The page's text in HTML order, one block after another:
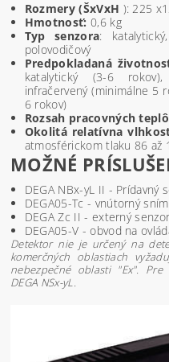
Rozmery (ŠxVxH ): 225
Hmotnosť: 0,6 kg
Typ senzora:
polovodičový
Predpokladaná
katalytický (3-6
infračervený (minimálne 5
6 rokov)
Rozsah pracovných
Okolitá relatívna
atmosférickom tlaku 86 až
MOŽNÉ
DEGA NBx-yL II - Prídavný
DEGA05-Tc - vnútorný
DEGA Zc II - externý
DEGA05-V - obvod na
Detektor nie je určený na
komerčných oblastiach
nebezpečné oblasti "Ex".
DEGA NSx-yL.